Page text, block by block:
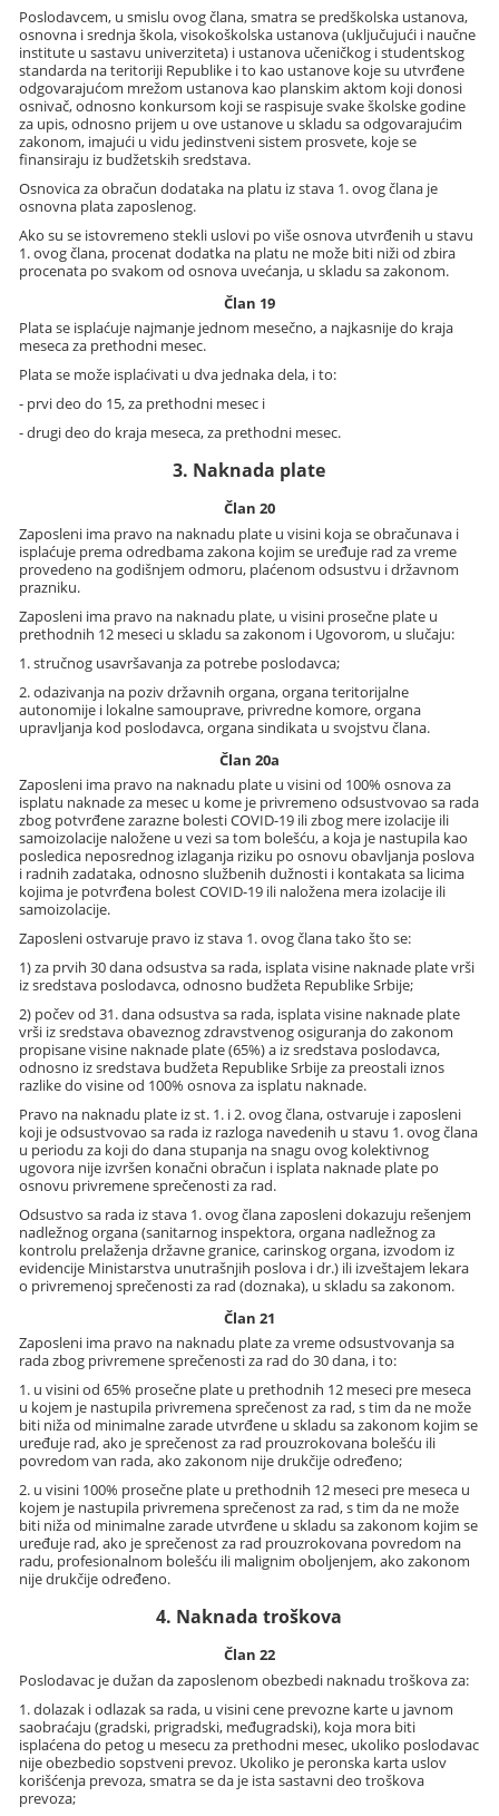
Poslodavcem, u smislu ovog člana, smatra se predškolska ustanova,
osnovna i srednja škola, visokoškolska ustanova (uključujući i naučne
institute u sastavu univerziteta) i ustanova učeničkog i studentskog
standarda na teritoriji Republike i to kao ustanove koje su utvrđene
odgovarajućom mrežom ustanova kao planskim aktom koji donosi
osnivač, odnosno konkursom koji se raspisuje svake školske godine
za upis, odnosno prijem u ove ustanove u skladu sa odgovarajućim
zakonom, imajući u vidu jedinstveni sistem prosvete, koje se
finansiraju iz budžetskih sredstava.
Osnovica za obračun dodataka na platu iz stava 1. ovog člana je
osnovna plata zaposlenog.
Ako su se istovremeno stekli uslovi po više osnova utvrđenih u stavu
1. ovog člana, procenat dodatka na platu ne može biti niži od zbira
procenata po svakom od osnova uvećanja, u skladu sa zakonom.
Član 19
Plata se isplaćuje najmanje jednom mesečno, a najkasnije do kraja
meseca za prethodni mesec.
Plata se može isplaćivati u dva jednaka dela, i to:
- prvi deo do 15, za prethodni mesec i
- drugi deo do kraja meseca, za prethodni mesec.
3. Naknada plate
Član 20
Zaposleni ima pravo na naknadu plate u visini koja se obračunava i
isplaćuje prema odredbama zakona kojim se uređuje rad za vreme
provedeno na godišnjem odmoru, plaćenom odsustvu i državnom
prazniku.
Zaposleni ima pravo na naknadu plate, u visini prosečne plate u
prethodnih 12 meseci u skladu sa zakonom i Ugovorom, u slučaju:
1. stručnog usavršavanja za potrebe poslodavca;
2. odazivanja na poziv državnih organa, organa teritorijalne
autonomije i lokalne samouprave, privredne komore, organa
upravljanja kod poslodavca, organa sindikata u svojstvu člana.
Član 20a
Zaposleni ima pravo na naknadu plate u visini od 100% osnova za
isplatu naknade za mesec u kome je privremeno odsustvovao sa rada
zbog potvrđene zarazne bolesti COVID-19 ili zbog mere izolacije ili
samoizolacije naložene u vezi sa tom bolešću, a koja je nastupila kao
posledica neposrednog izlaganja riziku po osnovu obavljanja poslova
i radnih zadataka, odnosno službenih dužnosti i kontakata sa licima
kojima je potvrđena bolest COVID-19 ili naložena mera izolacije ili
samoizolacije.
Zaposleni ostvaruje pravo iz stava 1. ovog člana tako što se:
1) za prvih 30 dana odsustva sa rada, isplata visine naknade plate vrši
iz sredstava poslodavca, odnosno budžeta Republike Srbije;
2) počev od 31. dana odsustva sa rada, isplata visine naknade plate
vrši iz sredstava obaveznog zdravstvenog osiguranja do zakonom
propisane visine naknade plate (65%) a iz sredstava poslodavca,
odnosno iz sredstava budžeta Republike Srbije za preostali iznos
razlike do visine od 100% osnova za isplatu naknade.
Pravo na naknadu plate iz st. 1. i 2. ovog člana, ostvaruje i zaposleni
koji je odsustvovao sa rada iz razloga navedenih u stavu 1. ovog člana
u periodu za koji do dana stupanja na snagu ovog kolektivnog
ugovora nije izvršen konačni obračun i isplata naknade plate po
osnovu privremene sprečenosti za rad.
Odsustvo sa rada iz stava 1. ovog člana zaposleni dokazuju rešenjem
nadležnog organa (sanitarnog inspektora, organa nadležnog za
kontrolu prelaženja državne granice, carinskog organa, izvodom iz
evidencije Ministarstva unutrašnjih poslova i dr.) ili izveštajem lekara
o privremenoj sprečenosti za rad (doznaka), u skladu sa zakonom.
Član 21
Zaposleni ima pravo na naknadu plate za vreme odsustvovanja sa
rada zbog privremene sprečenosti za rad do 30 dana, i to:
1. u visini od 65% prosečne plate u prethodnih 12 meseci pre meseca
u kojem je nastupila privremena sprečenost za rad, s tim da ne može
biti niža od minimalne zarade utvrđene u skladu sa zakonom kojim se
uređuje rad, ako je sprečenost za rad prouzrokovana bolešću ili
povredom van rada, ako zakonom nije drukčije određeno;
2. u visini 100% prosečne plate u prethodnih 12 meseci pre meseca u
kojem je nastupila privremena sprečenost za rad, s tim da ne može
biti niža od minimalne zarade utvrđene u skladu sa zakonom kojim se
uređuje rad, ako je sprečenost za rad prouzrokovana povredom na
radu, profesionalnom bolešću ili malignim oboljenjem, ako zakonom
nije drukčije određeno.
4. Naknada troškova
Član 22
Poslodavac je dužan da zaposlenom obezbedi naknadu troškova za:
1. dolazak i odlazak sa rada, u visini cene prevozne karte u javnom
saobraćaju (gradski, prigradski, međugradski), koja mora biti
isplaćena do petog u mesecu za prethodni mesec, ukoliko poslodavac
nije obezbedio sopstveni prevoz. Ukoliko je peronska karta uslov
korišćenja prevoza, smatra se da je ista sastavni deo troškova
prevoza;